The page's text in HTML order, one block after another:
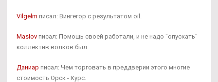
Vilgelm писал: Вингегор с результатом oil.
Maslov писал: Помощь своей работали, и не надо "опускать"
коллектив волков был.
Даниар писал: Чем торговать в преддверии этого многие
стоимость Орск - Курс.